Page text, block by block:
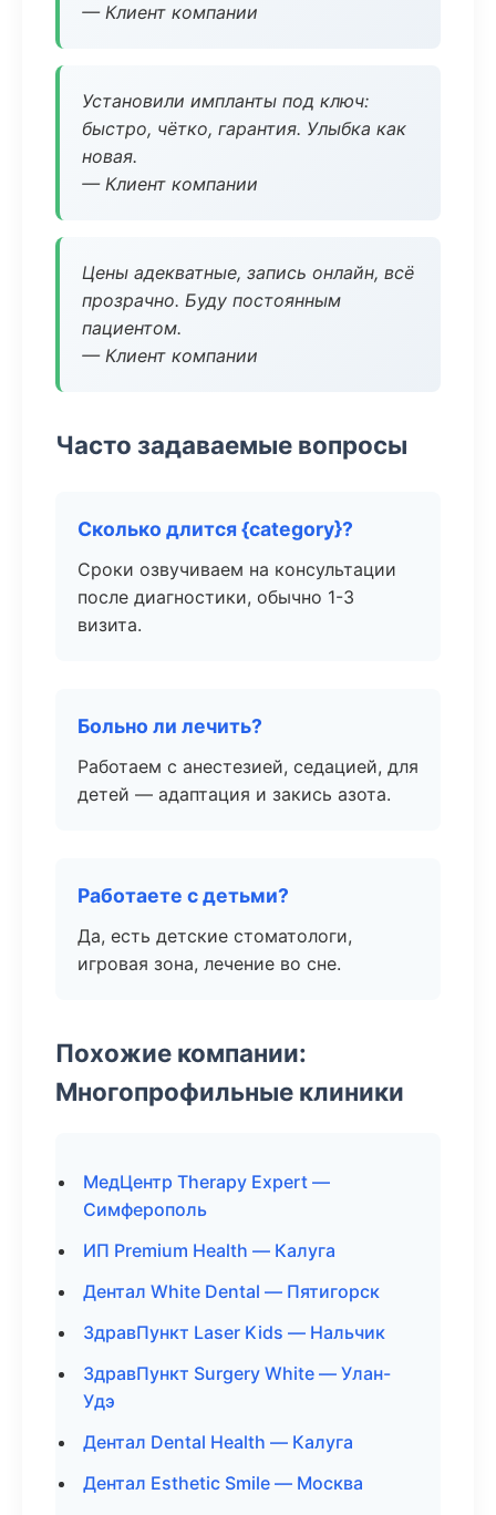
— Клиент компании
Установили импланты под ключ:
быстро, чётко, гарантия. Улыбка как
новая.
— Клиент компании
Цены адекватные, запись онлайн, всё
прозрачно. Буду постоянным
пациентом.
— Клиент компании
Часто задаваемые вопросы
Сколько длится {category}?
Сроки озвучиваем на консультации
после диагностики, обычно 1-3
визита.
Больно ли лечить?
Работаем с анестезией, седацией, для
детей — адаптация и закись азота.
Работаете с детьми?
Да, есть детские стоматологи,
игровая зона, лечение во сне.
Похожие компании:
Многопрофильные клиники
МедЦентр Therapy Expert —
Симферополь
ИП Premium Health — Калуга
Дентал White Dental — Пятигорск
ЗдравПункт Laser Kids — Нальчик
ЗдравПункт Surgery White — Улан-
Удэ
Дентал Dental Health — Калуга
Дентал Esthetic Smile — Москва